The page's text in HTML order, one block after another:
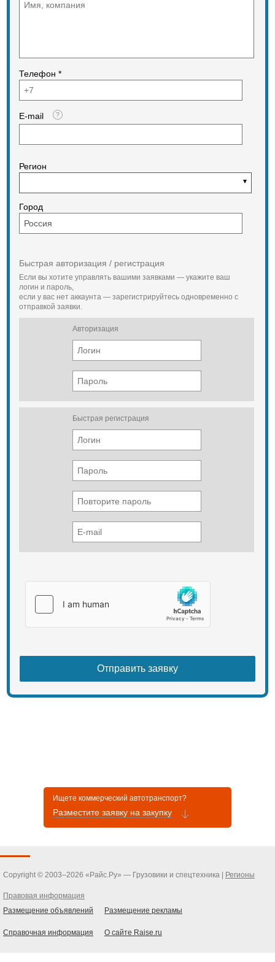
Телефон *
E-mail
Регион
Город
Быстрая авторизация / регистрация
Если вы хотите управлять вашими заявками — укажите ваш
логин и пароль,
если у вас нет аккаунта — зарегистрируйтесь одновременно с
отправкой заявки.
Авторизация
Быстрая регистрация
Ищете коммерческий автотранспорт?
Разместите заявку на закупку
Copyright © 2003–2026 «Райс.Ру» — Грузовики и спецтехника | Регионы
Правовая информация
Размещение объявлений
Размещение рекламы
Справочная информация О сайте Raise.ru